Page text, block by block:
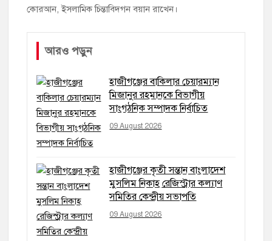
কোরআন, ইসলামিক চিন্তাবিদগন বয়ান রাখেন।
আরও পড়ুন
হাজীগঞ্জের বাকিলার চেয়ারম্যান
মিজানুর রহমানকে বিভাগীয়
সাংগঠনিক সম্পাদক নির্বাচিত
09 August 2026
হাজীগঞ্জের কৃতী সন্তান বাংলাদেশ
মুসলিম নিকাহ রেজিস্ট্রার কল্যাণ
সমিতির কেন্দ্রীয় সভাপতি
09 August 2026